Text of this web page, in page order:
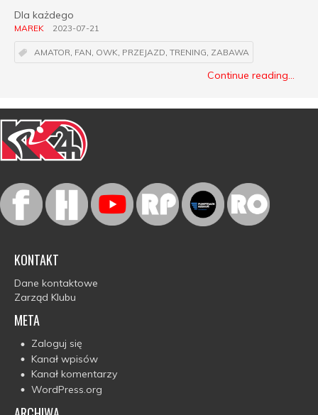
Dla każdego
MAREK 2023-07-21
AMATOR, FAN, OWK, PRZEJAZD, TRENING, ZABAWA
Continue reading...
KONTAKT
Dane kontaktowe
Zarząd Klubu
META
Zaloguj się
Kanał wpisów
Kanał komentarzy
WordPress.org